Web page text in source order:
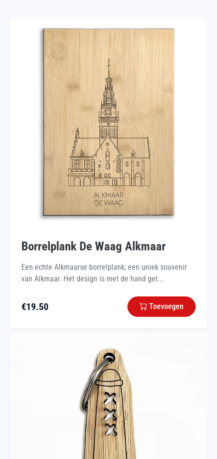
Borrelplank De Waag Alkmaar
Een echte Alkmaarse borrelplank; een uniek souvenir
van Alkmaar. Het design is met de hand get...
€19.50 Toevoegen